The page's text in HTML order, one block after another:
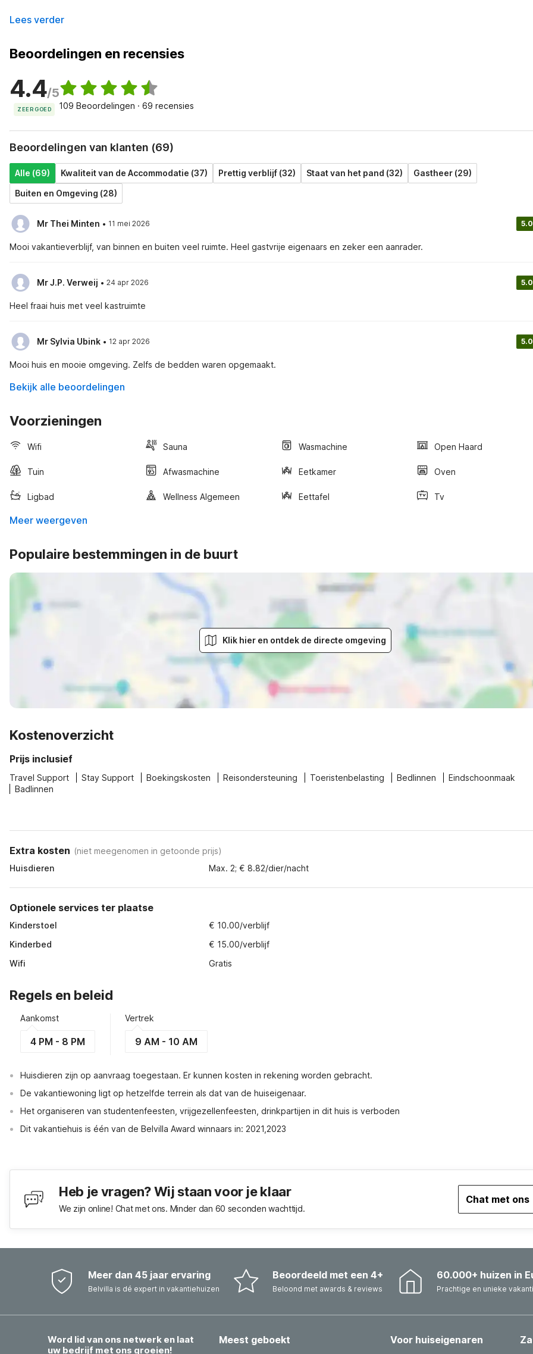
Lees verder
Beoordelingen en recensies
4.4/5
ZEER GOED 109 Beoordelingen · 69 recensies
Beoordelingen van klanten (69)
Alle (69) Kwaliteit van de Accommodatie (37) Prettig verblijf (32) Staat van het pand (32)
Gastheer (29)
Buiten en Omgeving (28)
Mr Thei Minten · 11 mei 2026 5.0
Mooi vakantieverblijf, van binnen en buiten veel ruimte. Heel gastvrije eigenaars en zeker een aanrader.
Mr J.P. Verweij · 24 apr 2026 5.0
Heel fraai huis met veel kastruimte
Mr Sylvia Ubink · 12 apr 2026 5.0
Mooi huis en mooie omgeving. Zelfs de bedden waren opgemaakt.
Bekijk alle beoordelingen
Voorzieningen
Wifi Sauna Wasmachine Open Haard
Tuin Afwasmachine Eetkamer Oven
Ligbad Wellness Algemeen Eettafel Tv
Meer weergeven
Populaire bestemmingen in de buurt
Klik hier en ontdek de directe omgeving
Kostenoverzicht
Prijs inclusief
Travel Support Stay Support Boekingskosten Reisondersteuning Toeristenbelasting Bedlinnen
Eindschoonmaak
Badlinnen
Extra kosten (niet meegenomen in getoonde prijs)
Huisdieren
Max. 2; € 8.82/dier/nacht
Optionele services ter plaatse
Kinderstoel
€ 10.00/verblijf
Kinderbed
€ 15.00/verblijf
Wifi
Gratis
Regels en beleid
Aankomst
4 PM - 8 PM
Vertrek
9 AM - 10 AM
Huisdieren zijn op aanvraag toegestaan. Er kunnen kosten in rekening worden gebracht.
De vakantiewoning ligt op hetzelfde terrein als dat van de huiseigenaar.
Het organiseren van studentenfeesten, vrijgezellenfeesten, drinkpartijen in dit huis is verboden
Dit vakantiehuis is één van de Belvilla Award winnaars in: 2021,2023
Heb je vragen? Wij staan voor je klaar
We zijn online! Chat met ons. Minder dan 60 seconden wachttijd.
Chat met ons
Meer dan 45 jaar ervaring
Belvilla is dé expert in vakantiehuizen
Beoordeeld met een 4+
Beloond met awards & reviews
60.000+ huizen in
Prachtige en unieke
Word lid van ons netwerk en laat
uw bedrijf met ons groeien!
Meest geboekt Voor huiseigenaren